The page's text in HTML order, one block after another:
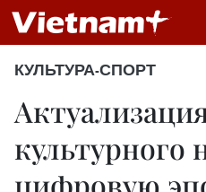
КУЛЬТУРА-СПОРТ
культурного